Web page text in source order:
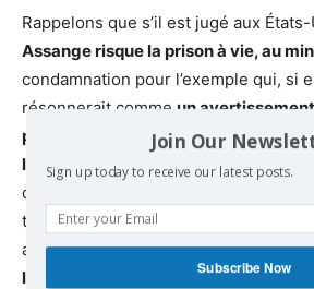
Rappelons que s’il est jugé aux
Assange risque la prison à vie, au
condamnation pour l’exemple qui, si
résonnerait comme un
puissance étasunienne envers tous
lanceurs d’alerte
et marquerait un
droit des citoyens à la liberté
transparence de la gestion des États,
aux droits de l’Homme.Julian
liberté les informations révélées via
Join Our
Sign up today to receive our latest posts.
Subscribe Now